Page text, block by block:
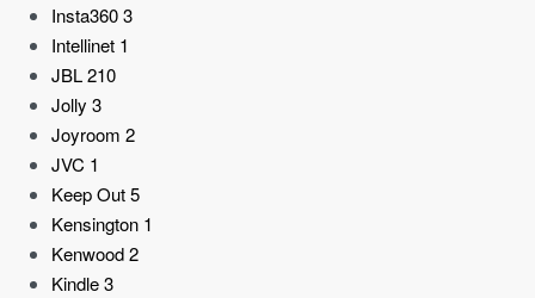
Insta3603
Intellinet 1
JBL210
Jolly 3
Joyroom 2
JVC 1
Keep Out5
Kensington 1
Kenwood2
Kindle3